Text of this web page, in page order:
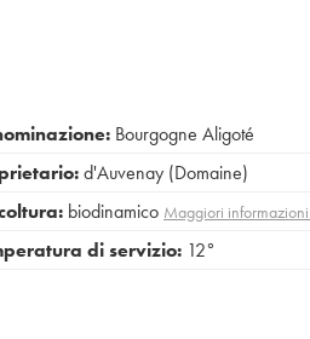
Bourgogne Aligoté
d'Auvenay (Domaine)
biodinamico Maggiori
di servizio: 12°